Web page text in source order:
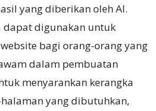
yang diberikan oleh AI.
dapat digunakan untuk
bagi orang-orang yang
dalam pembuatan
menyarankan kerangka
yang dibutuhkan,